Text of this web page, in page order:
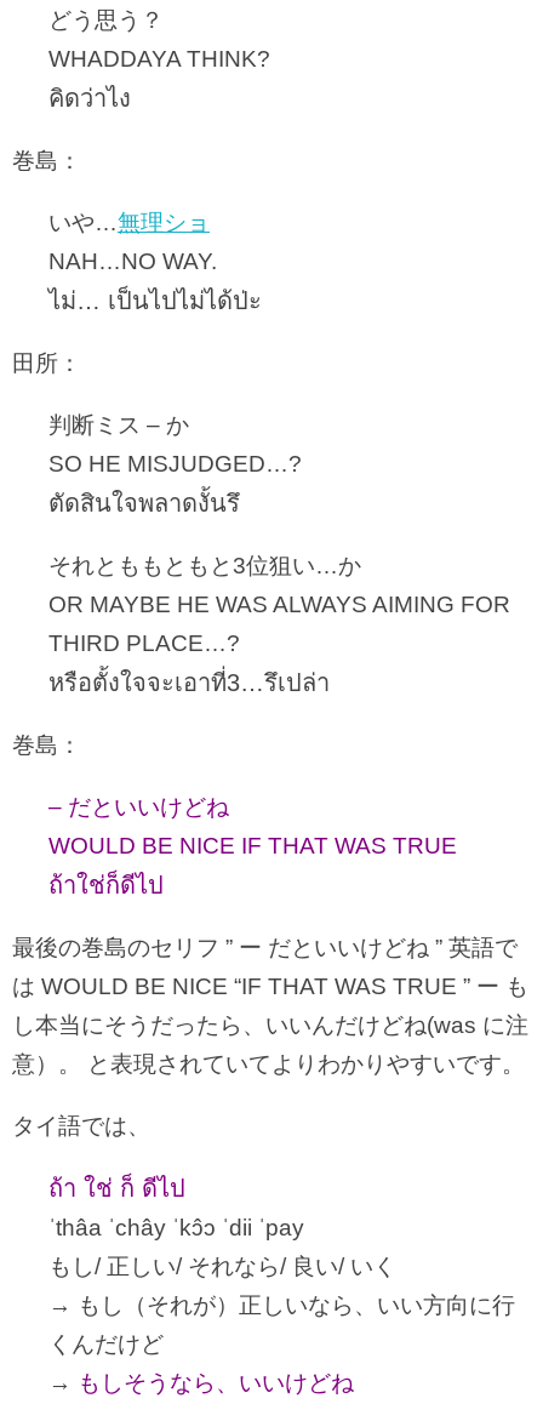
どう思う？
WHADDAYA THINK?
คิดว่าไง
巻島：
いや…無理ショ
NAH…NO WAY.
ไม่… เป็นไปไม่ได้ป่ะ
田所：
判断ミス – か
SO HE MISJUDGED…?
ตัดสินใจพลาดงั้นรึ
それとももともと3位狙い…か
OR MAYBE HE WAS ALWAYS AIMING FOR
THIRD PLACE…?
หรือตั้งใจจะเอาที่3…รึเปล่า
巻島：
– だといいけどね
WOULD BE NICE IF THAT WAS TRUE
ถ้าใช่ก็ดีไป
最後の巻島のセリフ ” ー だといいけどね ” 英語で
は WOULD BE NICE “IF THAT WAS TRUE ” ー も
し本当にそうだったら、いいんだけどね(was に注
意）。 と表現されていてよりわかりやすいです。
タイ語では、
ถ้า ใช่ ก็ ดีไป
ˈthâa ˈchây ˈkɔ̂ɔ ˈdii ˈpay
もし/ 正しい/ それなら/ 良い/ いく
→ もし（それが）正しいなら、いい方向に行
くんだけど
→ もしそうなら、いいけどね